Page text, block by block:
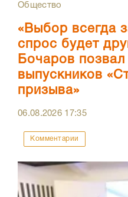
Общество
«Выбор всегда
спрос будет
Бочаров позвал
выпускников
призыва»
06.08.2026 17:35
Комментарии